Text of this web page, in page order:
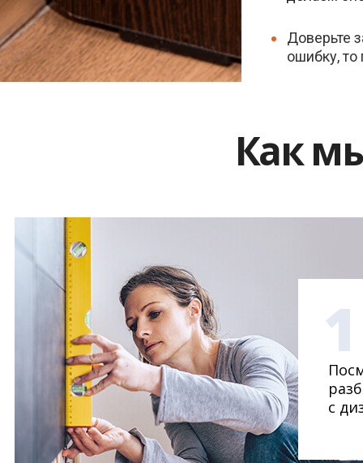
Доверьте
ошибку, то
Как
с
1